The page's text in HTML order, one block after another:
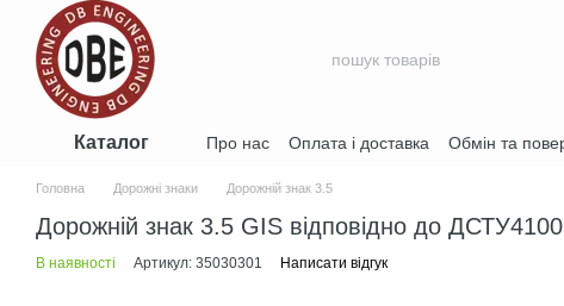
Перейти до основного контенту
Каталог Про нас Оплата і доставка Обмін та
Головна Дорожні знаки Дорожній знак 3.5
Дорожній знак 3.5 GIS відповідно до
В наявності Артикул: 35030301 Написати відгук